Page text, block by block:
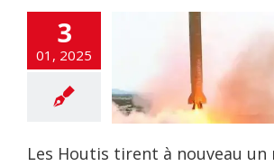
3
01, 2025
tirent à
un missile sur
flashinfos
Les Houtis tirent à nouveau un